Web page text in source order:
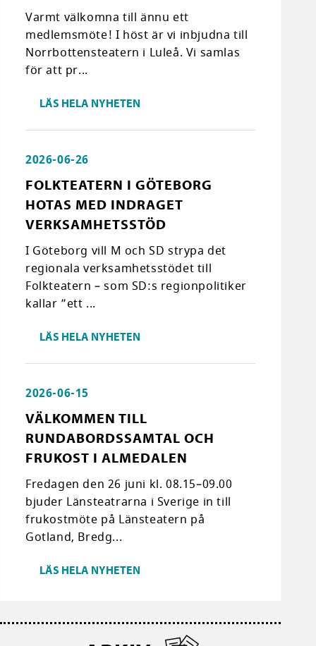
Varmt välkomna till ännu ett
medlemsmöte! I höst är vi inbjudna till
Norrbottensteatern i Luleå. Vi samlas
för att pr...
LÄS HELA NYHETEN
2026-06-26
FOLKTEATERN I GÖTEBORG
HOTAS MED INDRAGET
VERKSAMHETSSTÖD
I Göteborg vill M och SD strypa det
regionala verksamhetsstödet till
Folkteatern – som SD:s regionpolitiker
kallar ”ett ...
LÄS HELA NYHETEN
2026-06-15
VÄLKOMMEN TILL
RUNDABORDSSAMTAL OCH
FRUKOST I ALMEDALEN
Fredagen den 26 juni kl. 08.15–09.00
bjuder Länsteatrarna i Sverige in till
frukostmöte på Länsteatern på
Gotland, Bredg...
LÄS HELA NYHETEN